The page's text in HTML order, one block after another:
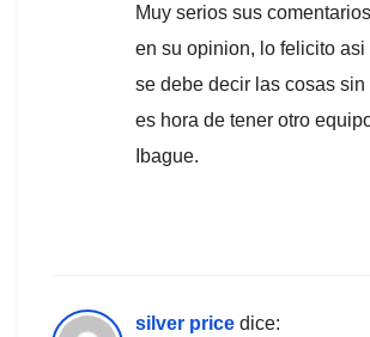
Muy serios sus
en su opinion, lo felicito asi
se debe decir las cosas sin
es hora de tener otro
Ibague.
silver price dice: